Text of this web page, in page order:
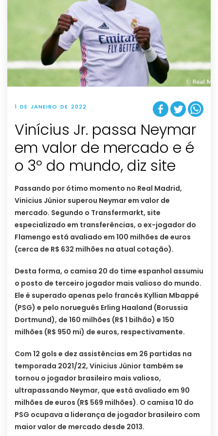
1 DE JANEIRO DE 2022
Vinícius Jr. passa Neymar
em valor de mercado e é
o 3º do mundo, diz site
Passando por ótimo momento no Real Madrid,
Vinicius Júnior superou Neymar em valor de
mercado. Segundo o Transfermarkt, site
especializado em transferências, o ex-jogador do
Flamengo está avaliado em 100 milhões de euros
(cerca de R$ 632 milhões na atual cotação).
Desta forma, o camisa 20 do time espanhol assumiu
o posto de terceiro jogador mais valioso do mundo.
Ele é superado apenas pelo francês Kyllian Mbappé
(PSG) e pelo norueguês Erling Haaland (Borussia
Dortmund), de 160 milhões (R$ 1 bilhão) e 150
milhões (R$ 950 mi) de euros, respectivamente.
Com 12 gols e dez assistências em 26 partidas na
temporada 2021/22, Vinicius Júnior também se
tornou o jogador brasileiro mais valioso,
ultrapassando Neymar, que está avaliado em 90
milhões de euros (R$ 569 milhões). O camisa 10 do
PSG ocupava a liderança de jogador brasileiro com
maior valor de mercado desde 2013.